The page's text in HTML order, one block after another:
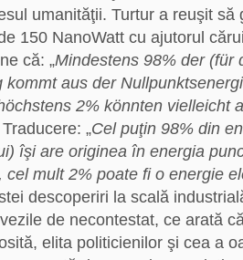
umanităţii. Turtur a reuşit să
150 NanoWatt cu ajutorul
că: „Mindestens 98% der (für
kommt aus der
2% könnten vielleicht
Traducere: „Cel puţin 98% din
îşi are originea în energia
cel mult 2% poate fi o energie
descoperiri la scală
de necontestat, ce arată
elita politicienilor şi cea a